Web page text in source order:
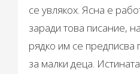
се увлякох. Ясна е
заради това писание,
рядко им се предписва
за малки деца.